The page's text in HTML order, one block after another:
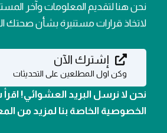
نحن هنا لتقديم المعلومات وآخر
لاتخاذ قرارات مستنيرة بشأن صحتك
إشترك الآن
وكن اول المطلعين على التحديثات
نحن لا نرسل البريد العشوائي!
الخصوصية الخاصة بنا لمزيد من